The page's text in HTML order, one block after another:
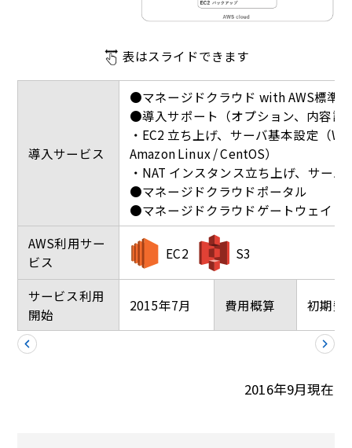
表はスライドできます
導入サービス
●マネージドクラウド with AWS標準
●導入サポート（オプション、内容詳
・EC2 立ち上げ、サーバ基本設定（
Amazon Linux / CentOS）
・NAT インスタンス立ち上げ、サー
●マネージドクラウドポータル
●マネージドクラウドゲートウェイ（
AWS利用サー
ビス
EC2 S3
サービス利用
開始
2015年7月 費用概算 初期費
2016年9月現在